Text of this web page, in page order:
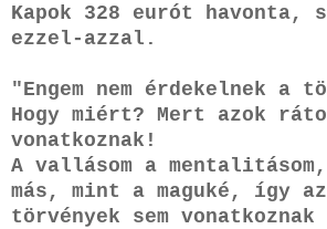
Kapok 328 eurót havonta,
ezzel-azzal.
"Engem nem érdekelnek a
Hogy miért? Mert azok
vonatkoznak!
A vallásom a
más, mint a maguké, így
törvények sem vonatkoznak